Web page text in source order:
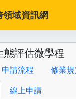
域資訊網
態評估微學程
申請流程 修業
線上申請